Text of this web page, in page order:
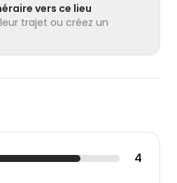
vers ce lieu
trajet ou créez un
4